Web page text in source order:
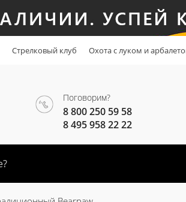
Стрелковый клуб Охота с луком и
Поговорим?
8 800 250 59 58
8 495 958 22 22